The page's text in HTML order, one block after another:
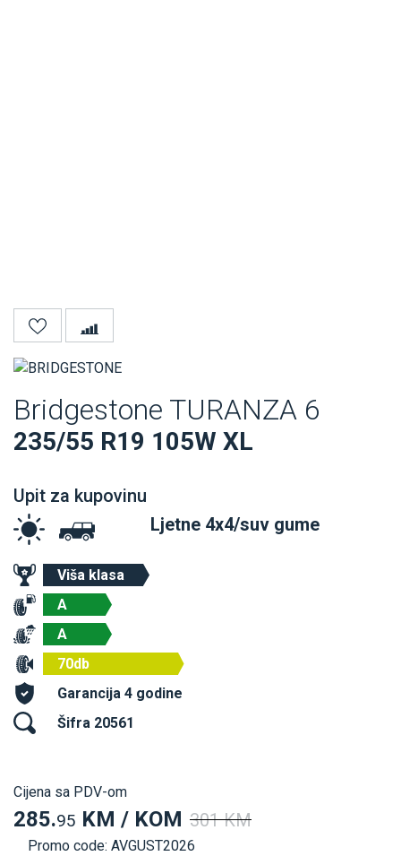
Bridgestone TURANZA 6
235/55 R19 105W XL
Upit za kupovinu
Ljetne 4x4/suv gume
Viša klasa
A
A
70db
Garancija 4 godine
Šifra 20561
Cijena sa PDV-om
285.95 KM / KOM 301 KM
Promo code: AVGUST2026